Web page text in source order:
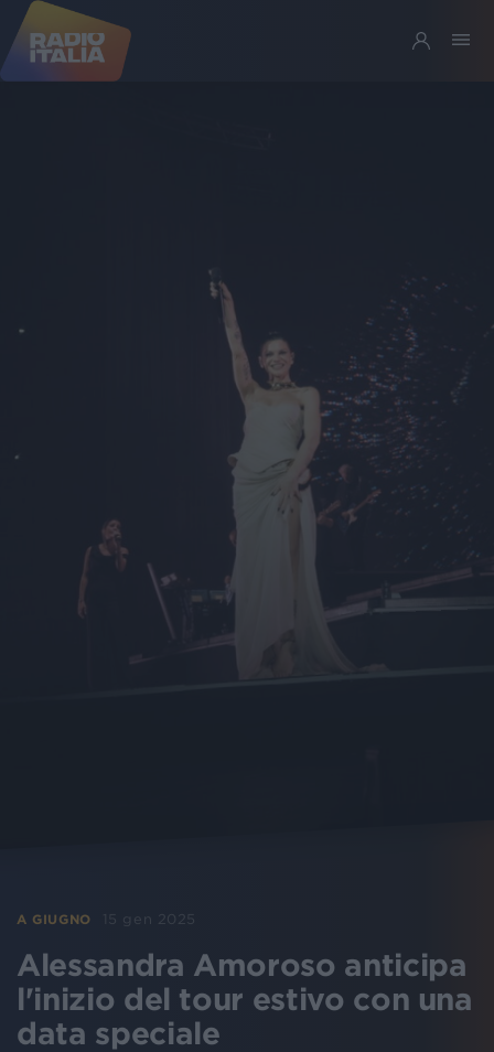
A GIUGNO 15 gen 2025
Alessandra Amoroso anticipa
l'inizio del tour estivo con una
data speciale